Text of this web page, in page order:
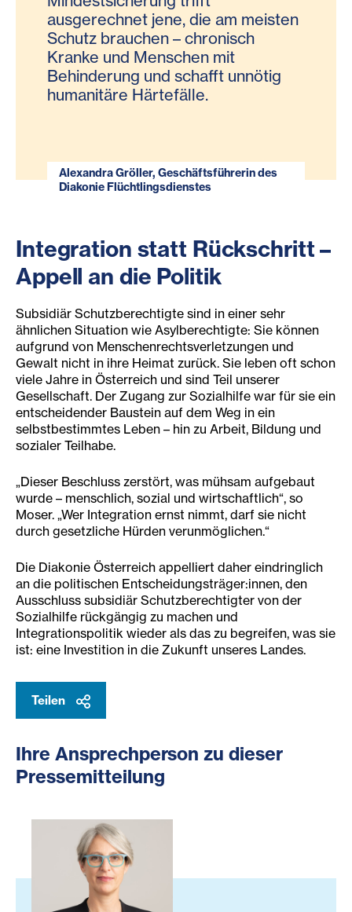
ausgerechnet jene, die am meisten
Schutz brauchen – chronisch
Kranke und Menschen mit
Behinderung und schafft unnötig
humanitäre Härtefälle.
Alexandra Gröller, Geschäftsführerin des
Diakonie Flüchtlingsdienstes
Integration statt Rückschritt –
Appell an die Politik
Subsidiär Schutzberechtigte sind in einer sehr
ähnlichen Situation wie Asylberechtigte: Sie können
aufgrund von Menschenrechtsverletzungen und
Gewalt nicht in ihre Heimat zurück. Sie leben oft schon
viele Jahre in Österreich und sind Teil unserer
Gesellschaft. Der Zugang zur Sozialhilfe war für sie ein
entscheidender Baustein auf dem Weg in ein
selbstbestimmtes Leben – hin zu Arbeit, Bildung und
sozialer Teilhabe.
„Dieser Beschluss zerstört, was mühsam aufgebaut
wurde – menschlich, sozial und wirtschaftlich“, so
Moser. „Wer Integration ernst nimmt, darf sie nicht
durch gesetzliche Hürden verunmöglichen.“
Die Diakonie Österreich appelliert daher eindringlich
an die politischen Entscheidungsträger:innen, den
Ausschluss subsidiär Schutzberechtigter von der
Sozialhilfe rückgängig zu machen und
Integrationspolitik wieder als das zu begreifen, was sie
ist: eine Investition in die Zukunft unseres Landes.
Teilen
Ihre Ansprechperson zu dieser
Pressemitteilung